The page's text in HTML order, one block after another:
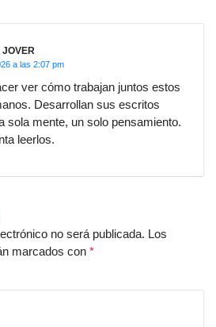
JOVER
a las 2:07 pm
ver cómo trabajan juntos estos
Desarrollan sus escritos
sola mente, un solo pensamiento.
leerlos.
no será publicada. Los
marcados con *